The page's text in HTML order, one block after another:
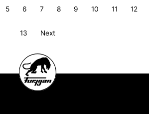
5 6 7 8 9 10 11 12
13 Next